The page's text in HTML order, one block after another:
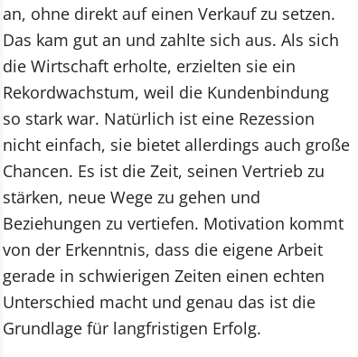
an, ohne direkt auf einen Verkauf zu setzen.
Das kam gut an und zahlte sich aus. Als sich
die Wirtschaft erholte, erzielten sie ein
Rekordwachstum, weil die Kundenbindung
so stark war. Natürlich ist eine Rezession
nicht einfach, sie bietet allerdings auch große
Chancen. Es ist die Zeit, seinen Vertrieb zu
stärken, neue Wege zu gehen und
Beziehungen zu vertiefen. Motivation kommt
von der Erkenntnis, dass die eigene Arbeit
gerade in schwierigen Zeiten einen echten
Unterschied macht und genau das ist die
Grundlage für langfristigen Erfolg.